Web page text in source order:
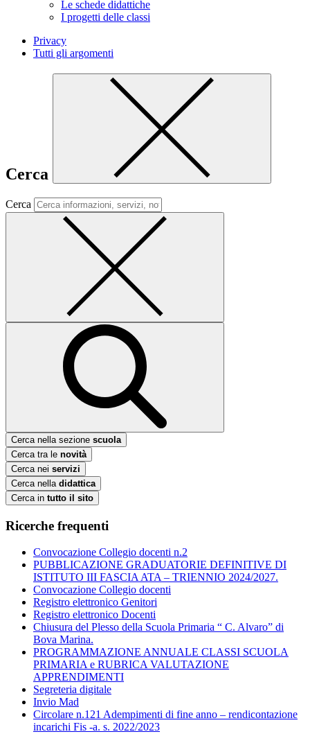
Le schede didattiche
I progetti delle classi
Privacy
Tutti gli argomenti
Cerca
Cerca
Cerca nella sezione scuola
Cerca tra le novità
Cerca nei servizi
Cerca nella didattica
Cerca in tutto il sito
Ricerche frequenti
Convocazione Collegio docenti n.2
PUBBLICAZIONE GRADUATORIE DEFINITIVE DI
ISTITUTO III FASCIA ATA – TRIENNIO 2024/2027.
Convocazione Collegio docenti
Registro elettronico Genitori
Registro elettronico Docenti
Chiusura del Plesso della Scuola Primaria “ C. Alvaro” di
Bova Marina.
PROGRAMMAZIONE ANNUALE CLASSI SCUOLA
PRIMARIA e RUBRICA VALUTAZIONE
APPRENDIMENTI
Segreteria digitale
Invio Mad
Circolare n.121 Adempimenti di fine anno – rendicontazione
incarichi Fis -a. s. 2022/2023